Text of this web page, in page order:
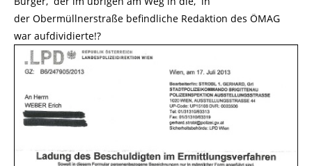
der Obermüllnerstraße befindliche Redaktion des ÖMAG
war aufdividierte!?